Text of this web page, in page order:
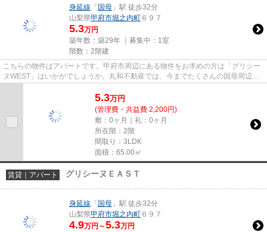
身延線 「 国母 」駅 徒歩32分
山梨県甲府市堀之内町 ６９７
5.3万円
築年数：築29年 ｜募集中： 1室
階数：2階建
こちらの物件はアパートです。甲府市周辺にある物件をお求めの方は「グリシー
ヌWEST」はいかがでしょうか。丸和不動産では、今までたくさんの国母周辺に
5.3万円
(管理費・共益費 2,200円)
敷：0ヶ月｜礼：0ヶ月
所在階：2階
間取り：3LDK
面積：65.00㎡
賃貸｜アパート グリシーヌＥＡＳＴ
身延線 「 国母 」駅 徒歩32分
山梨県甲府市堀之内町 ６９７
4.9万円～5.3万円